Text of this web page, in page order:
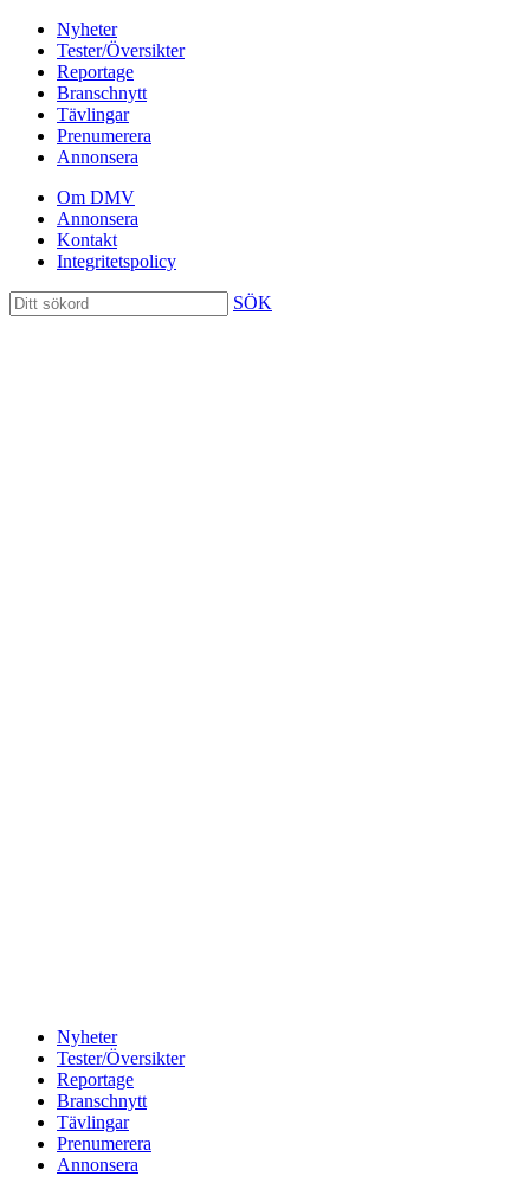
Nyheter
Tester/Översikter
Reportage
Branschnytt
Tävlingar
Prenumerera
Annonsera
Om DMV
Annonsera
Kontakt
Integritetspolicy
SÖK
Nyheter
Tester/Översikter
Reportage
Branschnytt
Tävlingar
Prenumerera
Annonsera